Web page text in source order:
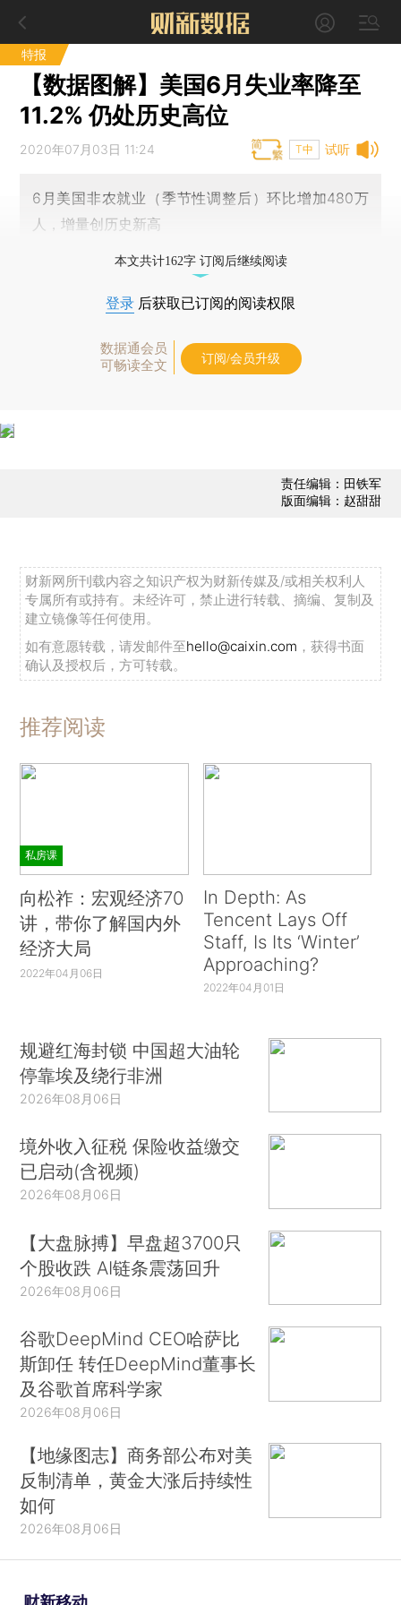
特报
【数据图解】美国6月失业率降至
11.2% 仍处历史高位
试听
2020年07月03日 11:24 T中
6月美国非农就业（季节性调整后）环比增加480万
人，增量创历史新高
本文共计162字 订阅后继续阅读
登录 后获取已订阅的阅读权限
数据通会员
可畅读全文
订阅/会员升级
责任编辑：田铁军
版面编辑：赵甜甜
财新网所刊载内容之知识产权为财新传媒及/或相关权利人
专属所有或持有。未经许可，禁止进行转载、摘编、复制及
建立镜像等任何使用。
如有意愿转载，请发邮件至hello@caixin.com ，获得书面
确认及授权后，方可转载。
推荐阅读
私房课
向松祚：宏观经济70
讲，带你了解国内外
经济大局
2022年04月06日
In Depth: As
Tencent Lays Off
Staff, Is Its ‘Winter’
Approaching?
2022年04月01日
规避红海封锁 中国超大油轮
停靠埃及绕行非洲
2026年08月06日
境外收入征税 保险收益缴交
已启动(含视频)
2026年08月06日
【大盘脉搏】早盘超3700只
个股收跌 AI链条震荡回升
2026年08月06日
谷歌DeepMind CEO哈萨比
斯卸任 转任DeepMind董事长
及谷歌首席科学家
2026年08月06日
【地缘图志】商务部公布对美
反制清单，黄金大涨后持续性
如何
2026年08月06日